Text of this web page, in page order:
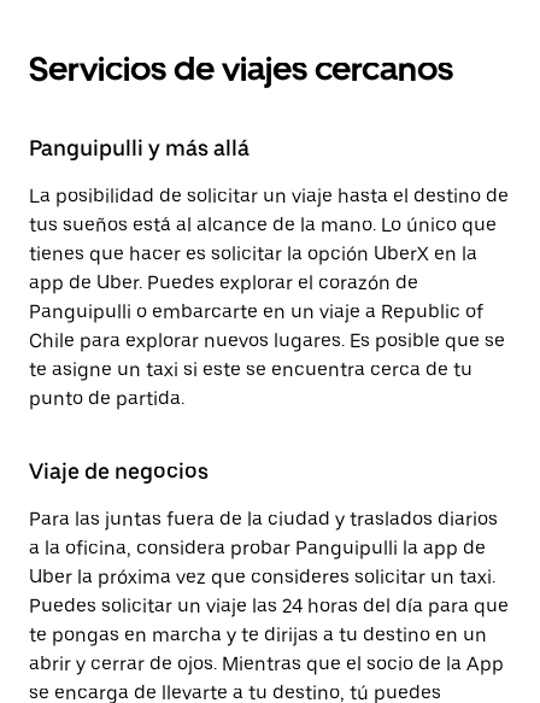
Servicios de viajes cercanos
Panguipulli y más allá
La posibilidad de solicitar un viaje hasta el destino de
tus sueños está al alcance de la mano. Lo único que
tienes que hacer es solicitar la opción UberX en la
app de Uber. Puedes explorar el corazón de
Panguipulli o embarcarte en un viaje a Republic of
Chile para explorar nuevos lugares. Es posible que se
te asigne un taxi si este se encuentra cerca de tu
punto de partida.
Viaje de negocios
Para las juntas fuera de la ciudad y traslados diarios
a la oficina, considera probar Panguipulli la app de
Uber la próxima vez que consideres solicitar un taxi.
Puedes solicitar un viaje las 24 horas del día para que
te pongas en marcha y te dirijas a tu destino en un
abrir y cerrar de ojos. Mientras que el socio de la App
se encarga de llevarte a tu destino, tú puedes